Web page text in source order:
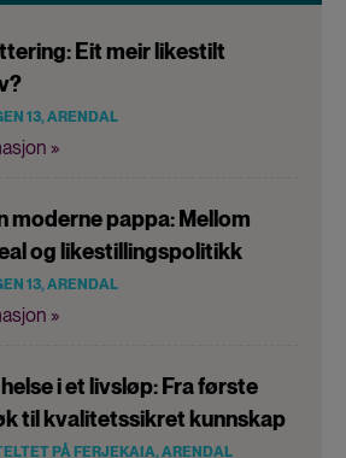
Eit meir likestilt
13, ARENDAL
»
moderne pappa: Mellom
og likestillingspolitikk
13, ARENDAL
»
i et livsløp: Fra første
til kvalitetssikret kunnskap
PÅ FERJEKAIA, ARENDAL